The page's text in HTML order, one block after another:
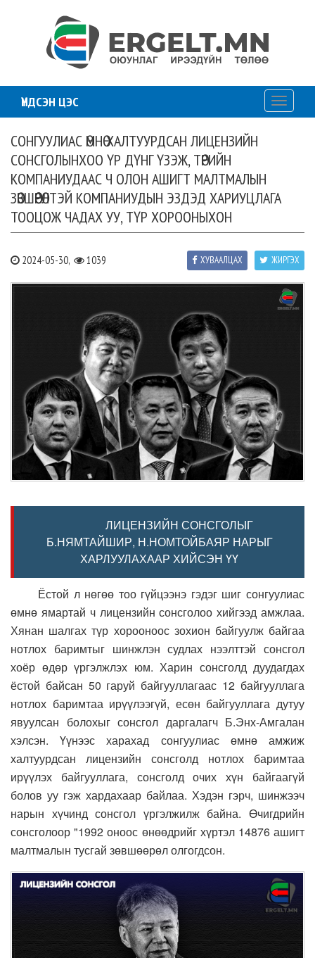
ҮНДСЭН ЦЭС
Toggle
СОНГУУЛИАС ӨМНӨ ХАЛТУУРДСАН ЛИЦЕНЗИЙН
СОНСГОЛЫНХОО ҮР ДҮНГ ҮЗЭЖ, ТӨРИЙН
КОМПАНИУДААС Ч ОЛОН АШИГТ МАЛТМАЛЫН
ЗӨВШӨӨРӨЛТЭЙ КОМПАНИУДЫН ЭЗДЭД ХАРИУЦЛАГА
ТООЦОЖ ЧАДАХ УУ, ТҮР ХОРООНЫХОН
2024-05-30, 1039 ЖИРГЭХ
ХУВААЛЦАХ
ЛИЦЕНЗИЙН СОНСГОЛЫГ
Б.НЯМТАЙШИР, Н.НОМТОЙБАЯР НАРЫГ
ХАРЛУУЛАХААР ХИЙСЭН ҮҮ
Ёстой л нөгөө тоо гүйцээнэ гэдэг шиг сонгуулиас
өмнө ямартай ч лицензийн сонсголоо хийгээд амжлаа.
Хянан шалгах түр хорооноос зохион байгуулж байгаа
нотлох баримтыг шинжлэн судлах нээлттэй сонсгол
хоёр өдөр үргэлжлэх юм. Харин сонсголд дуудагдах
ёстой байсан 50 гаруй байгууллагаас 12 байгууллага
нотлох баримтаа ирүүлээгүй, есөн байгууллага дутуу
явуулсан болохыг сонсгол даргалагч Б.Энх-Амгалан
хэлсэн. Үүнээс харахад сонгуулиас өмнө амжиж
халтуурдсан лицензийн сонсголд нотлох баримтаа
ирүүлэх байгууллага, сонсголд очих хүн байгаагүй
болов уу гэж хардахаар байлаа. Хэдэн гэрч, шинжээч
нарын хүчинд сонсгол үргэлжилж байна. Өчигдрийн
сонсголоор "1992 оноос өнөөдрийг хүртэл 14876 ашигт
малтмалын тусгай зөвшөөрөл олгогдсон.